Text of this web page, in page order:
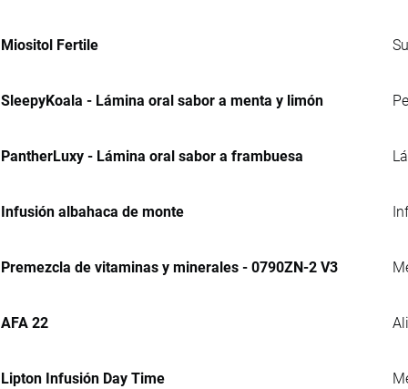
Miositol Fertile
SleepyKoala - Lámina oral sabor a menta y limón
PantherLuxy - Lámina oral sabor a frambuesa
Infusión albahaca de monte
Premezcla de vitaminas y minerales - 0790ZN-2 V3
AFA 22
Lipton Infusión Day Time